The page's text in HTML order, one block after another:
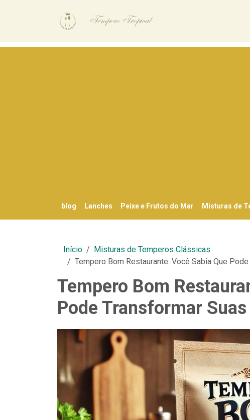
blog Lanches Peixe e Frutos do Mar Misturas de
Início
Misturas de Temperos Clássicas
Tempero Bom Restaurante: Você Sabia Que
Tempero Bom
Pode Transformar